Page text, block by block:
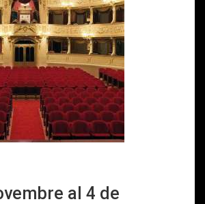
al 4 de